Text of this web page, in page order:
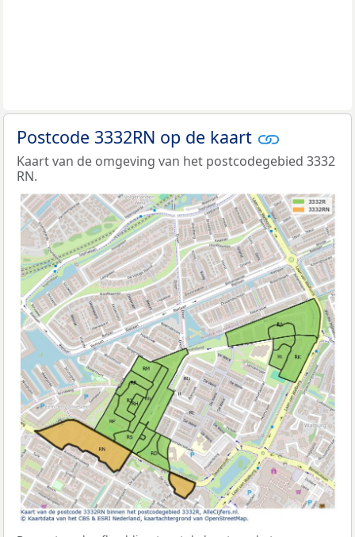
Postcode 3332RN op de kaart
Kaart van de omgeving van het postcodegebied 3332
RN.